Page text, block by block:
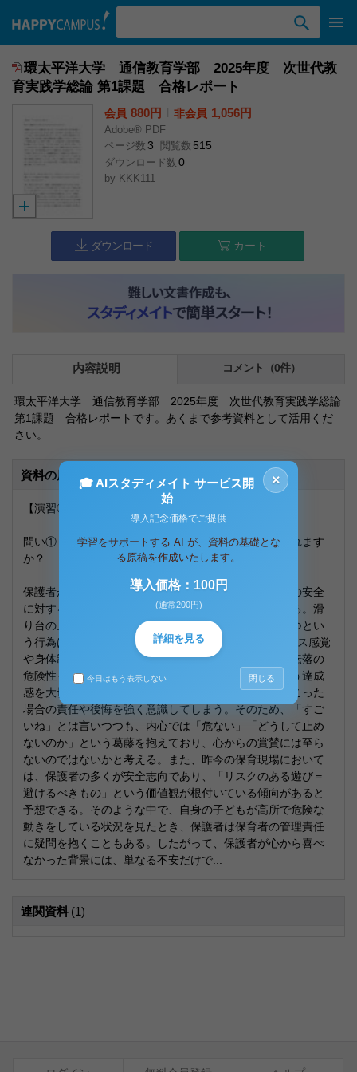
環太平洋大学 通信教育学部 2025年度 次世代教
育実践学総論 第1課題 合格レポート
会員 880円 非会員 1,056円
Adobe® PDF
ページ数 3 閲覧数 515
ダウンロード数 0
by KKK111
ダウンロード カート
内容説明 コメント（0件）
環太平洋大学 通信教育学部 2025年度 次世代教育実践学総論
第1課題 合格レポートです。あくまで参考資料として活用くだ
さい。
資料の原本内容
【演習③「⼦どもを取り巻く環境」】
問い①：保護者が心から喜べないのはなぜだと考えられます
か？
保護者が心から子どもの挑戦を喜べないのは、子どもの安全
に対する不安が強く働いているからであると考えられる。滑
り台の上部という高い場所で、両手を離し足だけで立つとい
う行為は、5歳児の発達段階を踏まえると、まだバランス感覚
や身体制御能力が十分に成熟しているとは言い難く、転落の
危険性も高い。保護者は、子どもの「できた！」という達成
感を大切にしたい気持ちと同時に、もしもの事故が起こった
場合の責任や後悔を強く意識してしまう。そのため、「すご
いね」とは言いつつも、内心では「危ない」「どうして止め
ないのか」という葛藤を抱えており、心からの賞賛には至ら
ないのではないかと考える。また、昨今の保育現場において
は、保護者の多くが安全志向であり、「リスクのある遊び＝
避けるべきもの」という価値観が根付いている傾向があると
予想できる。そのような中で、自身の子どもが高所で危険な
動きをしている状況を見たとき、保護者は保育者の管理責任
に疑問を抱くこともある。したがって、保護者が心から喜べ
なかった背景には、単なる不安だけで...
連関資料 (1)
×
🎓 AIスタディメイト サービス開
始
導入記念価格でご提供
学習をサポートする AI が、資料の基礎とな
る原稿を作成いたします。
導入価格：100円
(通常200円)
詳細を見る
今日はもう表示しない 閉じる